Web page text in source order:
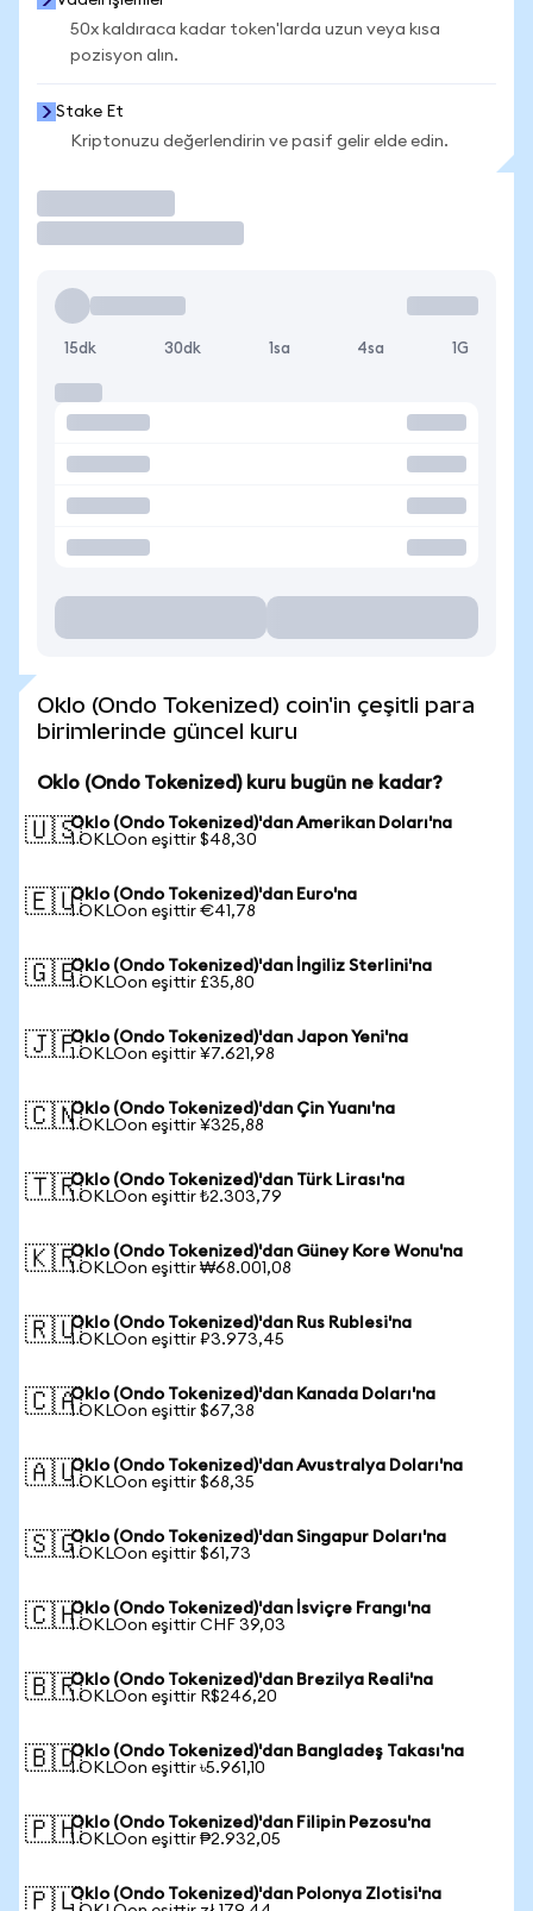
50x kaldıraca kadar token'larda uzun veya kısa
pozisyon alın.
Stake Et
Kriptonuzu değerlendirin ve pasif gelir elde edin.
15dk 30dk 1sa 4sa 1G
Oklo (Ondo Tokenized) coin'in çeşitli para
birimlerinde güncel kuru
Oklo (Ondo Tokenized) kuru bugün ne kadar?
🇺🇸Oklo (Ondo Tokenized)'dan Amerikan Doları'na
1 OKLOon eşittir $48,30
🇪🇺Oklo (Ondo Tokenized)'dan Euro'na
1 OKLOon eşittir €41,78
🇬🇧Oklo (Ondo Tokenized)'dan İngiliz Sterlini'na
1 OKLOon eşittir £35,80
🇯🇵Oklo (Ondo Tokenized)'dan Japon Yeni'na
1 OKLOon eşittir ¥7.621,98
🇨🇳Oklo (Ondo Tokenized)'dan Çin Yuanı'na
1 OKLOon eşittir ¥325,88
🇹🇷Oklo (Ondo Tokenized)'dan Türk Lirası'na
1 OKLOon eşittir ₺2.303,79
🇰🇷Oklo (Ondo Tokenized)'dan Güney Kore Wonu'na
1 OKLOon eşittir ₩68.001,08
🇷🇺Oklo (Ondo Tokenized)'dan Rus Rublesi'na
1 OKLOon eşittir ₽3.973,45
🇨🇦Oklo (Ondo Tokenized)'dan Kanada Doları'na
1 OKLOon eşittir $67,38
🇦🇺Oklo (Ondo Tokenized)'dan Avustralya Doları'na
1 OKLOon eşittir $68,35
🇸🇬Oklo (Ondo Tokenized)'dan Singapur Doları'na
1 OKLOon eşittir $61,73
🇨🇭Oklo (Ondo Tokenized)'dan İsviçre Frangı'na
1 OKLOon eşittir CHF 39,03
🇧🇷Oklo (Ondo Tokenized)'dan Brezilya Reali'na
1 OKLOon eşittir R$246,20
🇧🇩Oklo (Ondo Tokenized)'dan Bangladeş Takası'na
1 OKLOon eşittir ৳5.961,10
🇵🇭Oklo (Ondo Tokenized)'dan Filipin Pezosu'na
1 OKLOon eşittir ₱2.932,05
🇵🇱Oklo (Ondo Tokenized)'dan Polonya Zlotisi'na